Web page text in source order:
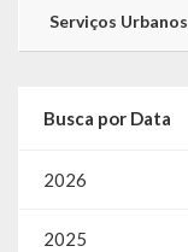
Serviços Urbanos
Busca por Data
2026
2025